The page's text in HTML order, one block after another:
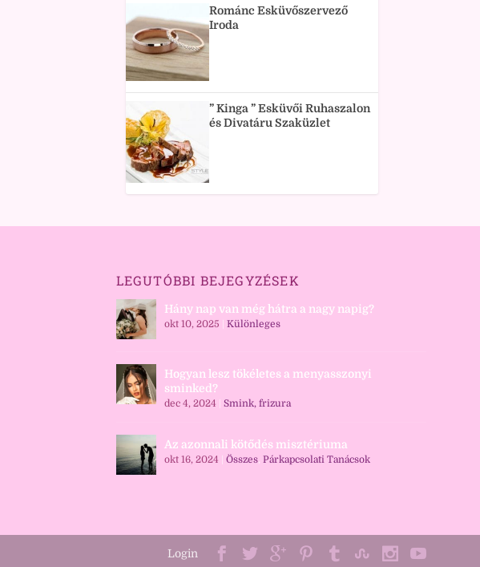
Románc Esküvőszervező
Iroda
” Kinga ” Esküvői Ruhaszalon
és Divatáru Szaküzlet
LEGUTÓBBI BEJEGYZÉSEK
Hány nap van még hátra a nagy napig?
okt 10, 2025 Különleges
Hogyan lesz tökéletes a menyasszonyi
sminked?
dec 4, 2024 Smink, frizura
Az azonnali kötődés misztériuma
okt 16, 2024 Összes, Párkapcsolati Tanácsok
Login